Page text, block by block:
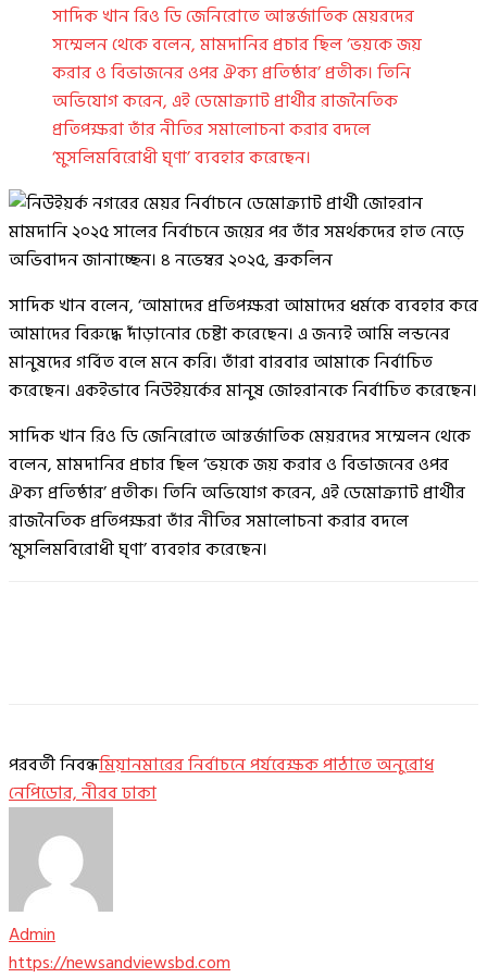
সাদিক খান রিও ডি জেনিরোতে আন্তর্জাতিক মেয়রদের
সম্মেলন থেকে বলেন, মামদানির প্রচার ছিল ‘ভয়কে জয়
করার ও বিভাজনের ওপর ঐক্য প্রতিষ্ঠার’ প্রতীক। তিনি
অভিযোগ করেন, এই ডেমোক্র্যাট প্রার্থীর রাজনৈতিক
প্রতিপক্ষরা তাঁর নীতির সমালোচনা করার বদলে
‘মুসলিমবিরোধী ঘৃণা’ ব্যবহার করেছেন।
সাদিক খান বলেন, ‘আমাদের প্রতিপক্ষরা আমাদের ধর্মকে ব্যবহার করে
আমাদের বিরুদ্ধে দাঁড়ানোর চেষ্টা করেছেন। এ জন্যই আমি লন্ডনের
মানুষদের গর্বিত বলে মনে করি। তাঁরা বারবার আমাকে নির্বাচিত
করেছেন। একইভাবে নিউইয়র্কের মানুষ জোহরানকে নির্বাচিত করেছেন।
সাদিক খান রিও ডি জেনিরোতে আন্তর্জাতিক মেয়রদের সম্মেলন থেকে
বলেন, মামদানির প্রচার ছিল ‘ভয়কে জয় করার ও বিভাজনের ওপর
ঐক্য প্রতিষ্ঠার’ প্রতীক। তিনি অভিযোগ করেন, এই ডেমোক্র্যাট প্রার্থীর
রাজনৈতিক প্রতিপক্ষরা তাঁর নীতির সমালোচনা করার বদলে
‘মুসলিমবিরোধী ঘৃণা’ ব্যবহার করেছেন।
পরবর্তী নিবন্ধমিয়ানমারের নির্বাচনে পর্যবেক্ষক পাঠাতে অনুরোধ
নেপিডোর, নীরব ঢাকা
Admin
https://newsandviewsbd.com